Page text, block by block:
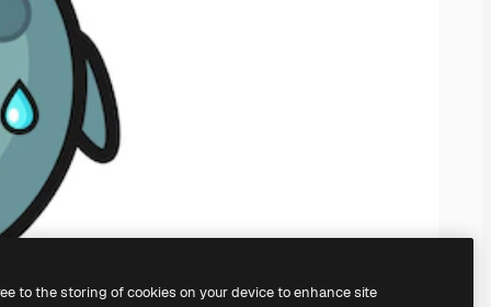
to the storing of cookies on your device to enhance site